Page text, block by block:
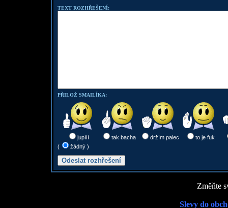
TEXT ROZHŘEŠENÍ:
PŘILOŽ SMAILÍKA:
jupííí tak bacha držím palec
to je fuk
(
žádný )
Změňte
Slevy do